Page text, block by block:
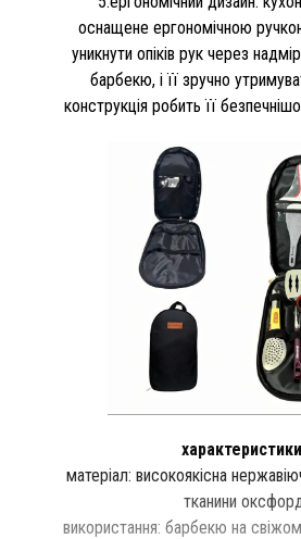
оснащене ергономічною
уникнути опіків рук через
барбекю, і її зручно
конструкція робить її
матеріал: високоякісна
тканини
використання: барбекю на